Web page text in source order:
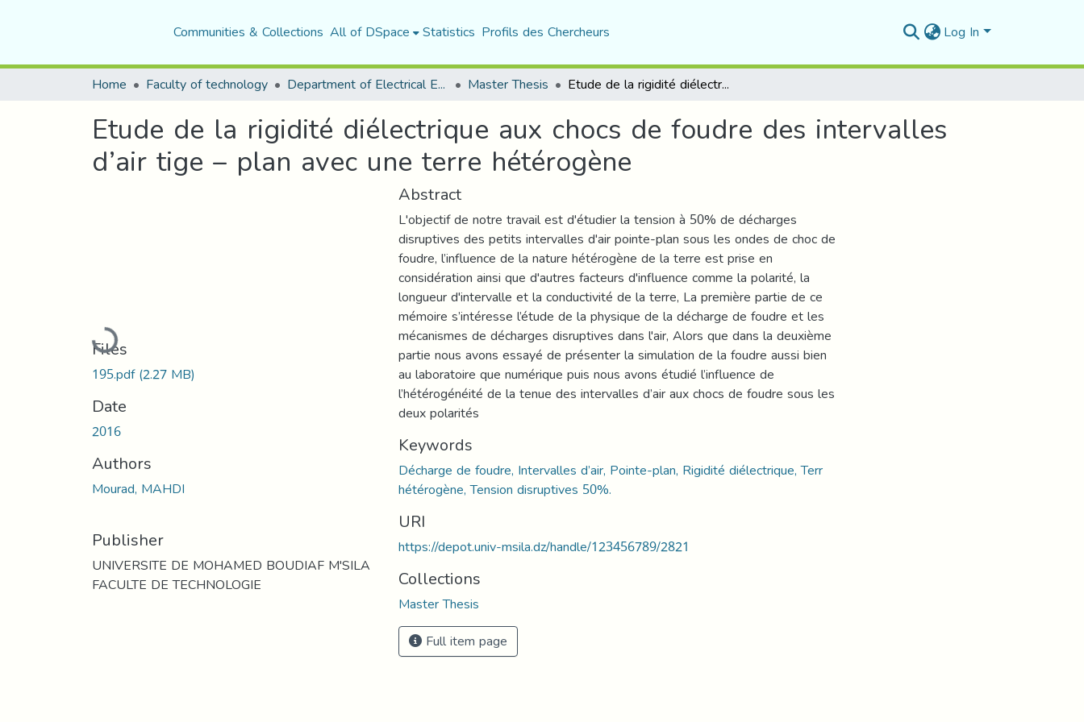
Communities & Collections All of DSpace Statistics Profils des Chercheurs Log In
Home Faculty of technology Department of Electrical Engineering Master Thesis Etude de la rigidité diélectrique aux chocs de foudre des intervalles d’air tige – plan avec une terre hétérogène
Etude de la rigidité diélectrique aux chocs de foudre des intervalles
d’air tige – plan avec une terre hétérogène
Loading...
Files
195.pdf(2.27 MB)
Date
2016
Authors
Mourad, MAHDI
Publisher
UNIVERSITE DE MOHAMED BOUDIAF M'SILA
FACULTE DE TECHNOLOGIE
Abstract
L'objectif de notre travail est d'étudier la tension à 50% de décharges
disruptives des petits intervalles d'air pointe-plan sous les ondes de choc de
foudre, l’influence de la nature hétérogène de la terre est prise en
considération ainsi que d'autres facteurs d'influence comme la polarité, la
longueur d'intervalle et la conductivité de la terre, La première partie de ce
mémoire s’intéresse l’étude de la physique de la décharge de foudre et les
mécanismes de décharges disruptives dans l'air, Alors que dans la deuxième
partie nous avons essayé de présenter la simulation de la foudre aussi bien
au laboratoire que numérique puis nous avons étudié l’influence de
l’hétérogénéité de la tenue des intervalles d’air aux chocs de foudre sous les
deux polarités
Keywords
Décharge de foudre, Intervalles d’air, Pointe-plan, Rigidité diélectrique, Terr
hétérogène, Tension disruptives 50%.
URI
https://depot.univ-msila.dz/handle/123456789/2821
Collections
Master Thesis
Full item page